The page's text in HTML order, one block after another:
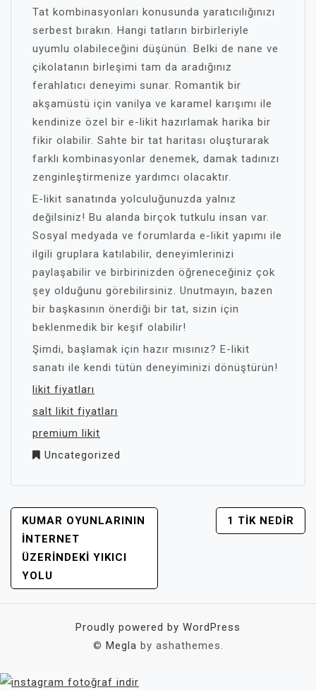
Tat kombinasyonları konusunda yaratıcılığınızı
serbest bırakın. Hangi tatların birbirleriyle
uyumlu olabileceğini düşünün. Belki de nane ve
çikolatanın birleşimi tam da aradığınız
ferahlatıcı deneyimi sunar. Romantik bir
akşamüstü için vanilya ve karamel karışımı ile
kendinize özel bir e-likit hazırlamak harika bir
fikir olabilir. Sahte bir tat haritası oluşturarak
farklı kombinasyonlar denemek, damak tadınızı
zenginleştirmenize yardımcı olacaktır.
E-likit sanatında yolculuğunuzda yalnız
değilsiniz! Bu alanda birçok tutkulu insan var.
Sosyal medyada ve forumlarda e-likit yapımı ile
ilgili gruplara katılabilir, deneyimlerinizi
paylaşabilir ve birbirinizden öğreneceğiniz çok
şey olduğunu görebilirsiniz. Unutmayın, bazen
bir başkasının önerdiği bir tat, sizin için
beklenmedik bir keşif olabilir!
Şimdi, başlamak için hazır mısınız? E-likit
sanatı ile kendi tütün deneyiminizi dönüştürün!
likit fiyatları
salt likit fiyatları
premium likit
Uncategorized
YAZI
GEZINMESI
KUMAR OYUNLARININ
İNTERNET
ÜZERINDEKI YIKICI
YOLU
1 TIK NEDIR
Proudly powered by WordPress
© Megla by ashathemes.